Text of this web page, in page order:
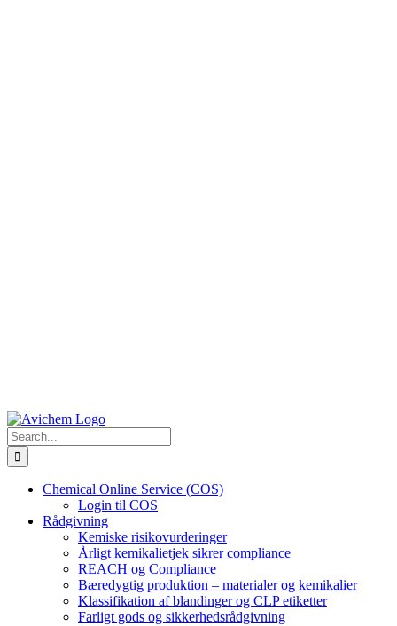
Search
for:
Chemical Online Service (COS)
Login til COS
Rådgivning
Kemiske risikovurderinger
Årligt kemikalietjek sikrer compliance
REACH og Compliance
Bæredygtig produktion – materialer og kemikalier
Klassifikation af blandinger og CLP etiketter
Farligt gods og sikkerhedsrådgivning